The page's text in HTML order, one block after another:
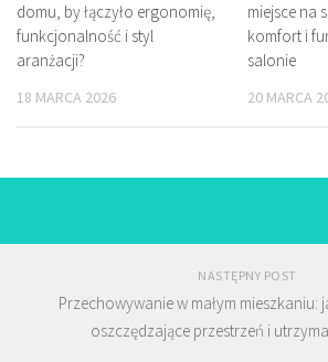
domu, by łączyło ergonomię,
funkcjonalność i styl
aranżacji?
18 MARCA 2026
miejsce na
komfort i
salonie
20 MARCA
NASTĘPNY POST
Przechowywanie w małym mieszkaniu:
oszczędzające przestrzeń i